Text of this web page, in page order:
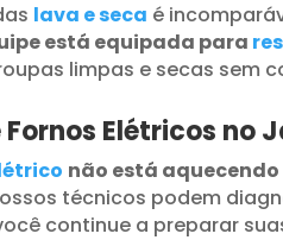
lava e seca é
está equipada para
limpas e secas sem
Elétricos no
não está
técnicos podem
continue a preparar